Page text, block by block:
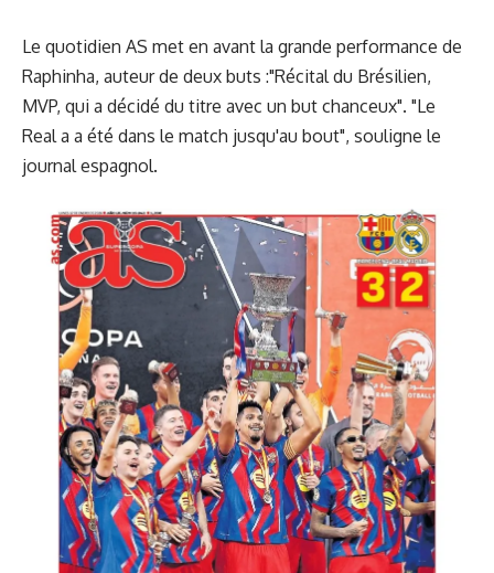
Le quotidien AS met en avant la grande performance de
Raphinha, auteur de deux buts :"Récital du Brésilien,
MVP, qui a décidé du titre avec un but chanceux". "Le
Real a a été dans le match jusqu'au bout", souligne le
journal espagnol.